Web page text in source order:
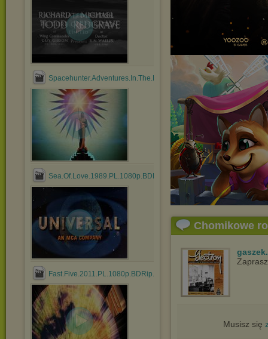
Spacehunter.Adventures.In.The.Forbidden.Zone.1983.PL.1....mkv
Sea.Of.Love.1989.PL.1080p.BDRip.DD.2.0.x264.mkv
Fast.Five.2011.PL.1080p.BDRip.DD.5.1.x264.mkv
Chomikowe
Musisz się